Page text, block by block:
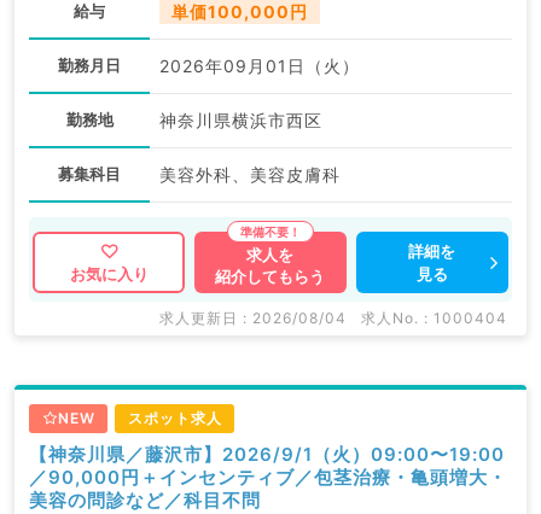
給与 単価100,000円
勤務月日 2026年09月01日（火）
勤務地 神奈川県横浜市西区
募集科目 美容外科、美容皮膚科
お気に入り
求人を
紹介してもらう
詳細を
見る
求人更新日 : 2026/08/04 求人No. : 1000404
NEW スポット求人
【神奈川県／藤沢市】2026/9/1（火）09:00〜19:00
／90,000円＋インセンティブ／包茎治療・亀頭増大・
美容の問診など／科目不問